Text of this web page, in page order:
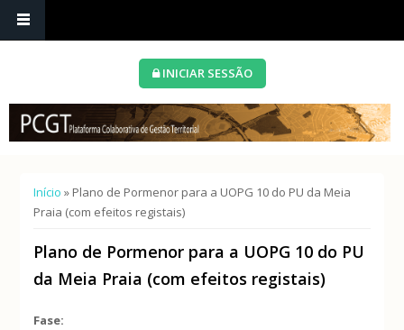
INICIAR SESSÃO
Está aqui
Início » Plano de Pormenor para a UOPG 10 do PU da Meia
Praia (com efeitos registais)
Plano de Pormenor para a UOPG 10 do PU
da Meia Praia (com efeitos registais)
Fase: